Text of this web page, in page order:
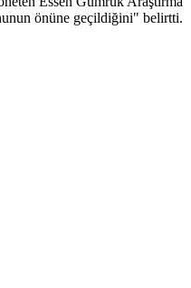
önüne geçildiğini" belirtti.